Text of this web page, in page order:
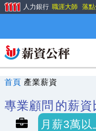
人力銀行 職涯大師 落
首頁 產業薪資
專業顧問 的薪資
月薪3萬以